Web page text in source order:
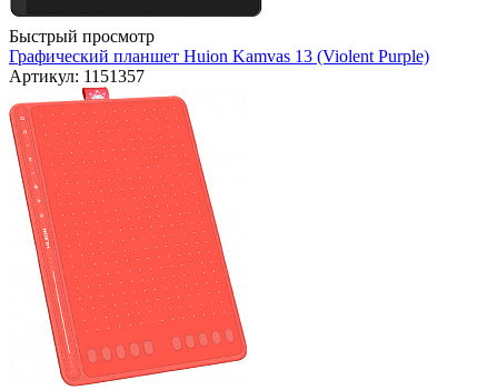
Быстрый просмотр
Графический планшет Huion Kamvas 13 (Violent Purple)
Артикул: 1151357